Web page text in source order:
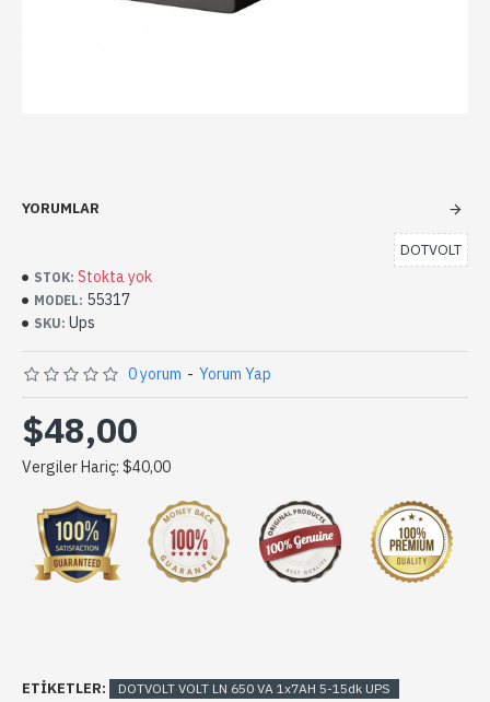
YORUMLAR
STOK: Stokta yok
MODEL: 55317
SKU: Ups
DOTVOLT
0 yorum - Yorum Yap
$48,00
Vergiler Hariç: $40,00
ETIKETLER: DOTVOLT VOLT LN 650 VA 1x7AH 5-15dk UPS